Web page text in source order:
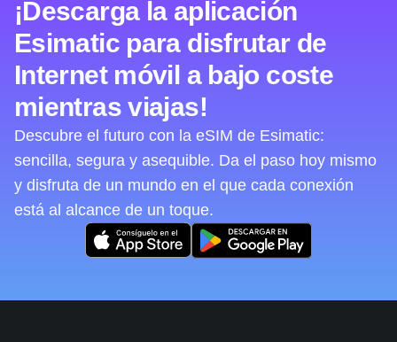
¡Descarga la aplicación
Esimatic para disfrutar de
Internet móvil a bajo coste
mientras viajas!
Descubre el futuro con la eSIM de Esimatic:
sencilla, segura y asequible. Da el paso hoy mismo
y disfruta de un mundo en el que cada conexión
está al alcance de un toque.